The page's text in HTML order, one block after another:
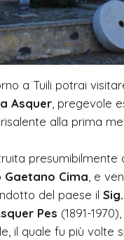
a Tuili potrai
Asquer , pregevole
alla prima
presumibilmente
Cima , e
del paese il
Pes (1891-
il quale fu più volte